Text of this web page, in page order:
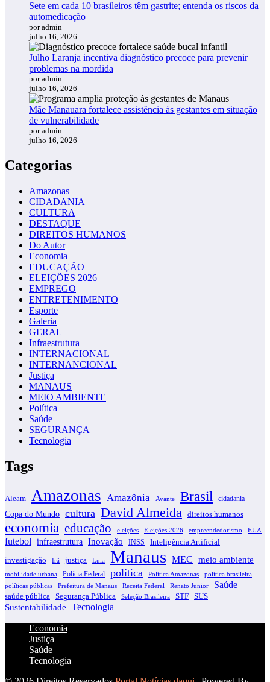
Sete em cada 10 brasileiros têm gastrite; entenda os riscos da
automedicação
por admin
julho 16, 2026
Julho Laranja incentiva diagnóstico precoce para prevenir
problemas na mordida
por admin
julho 16, 2026
Mãe Manauara fortalece assistência às gestantes em situação
de vulnerabilidade
por admin
julho 16, 2026
Categorias
Amazonas
CIDADANIA
CULTURA
DESTAQUE
DIREITOS HUMANOS
Do Autor
Economia
EDUCAÇÃO
ELEIÇÕES 2026
EMPREGO
ENTRETENIMENTO
Esporte
Galeria
GERAL
Infraestrutura
INTERNACIONAL
INTERNANCIONAL
Justiça
MANAUS
MEIO AMBIENTE
Política
Saúde
SEGURANÇA
Tecnologia
Tags
Aleam Amazonas Amazônia Avante Brasil cidadania
Copa do Mundo cultura David Almeida direitos humanos
economia educação eleições Eleições 2026 empreendedorismo EUA
futebol infraestrutura Inovação INSS Inteligência Artificial
investigação Irã justiça Lula Manaus MEC meio ambiente
mobilidade urbana Polícia Federal política Política Amazonas
política brasileira
políticas públicas
Prefeitura de Manaus Receita Federal Renato Junior Saúde
saúde pública Segurança Pública Seleção Brasileira STF SUS
Sustentabilidade Tecnologia
Economia
Justiça
Saúde
Tecnologia